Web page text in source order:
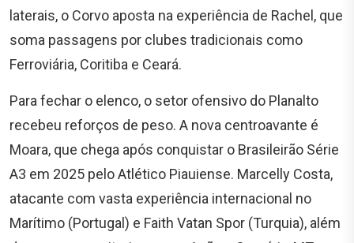
laterais, o Corvo aposta na experiência de Rachel, que
soma passagens por clubes tradicionais como
Ferroviária, Coritiba e Ceará.
Para fechar o elenco, o setor ofensivo do Planalto
recebeu reforços de peso. A nova centroavante é
Moara, que chega após conquistar o Brasileirão Série
A3 em 2025 pelo Atlético Piauiense. Marcelly Costa,
atacante com vasta experiência internacional no
Marítimo (Portugal) e Faith Vatan Spor (Turquia), além